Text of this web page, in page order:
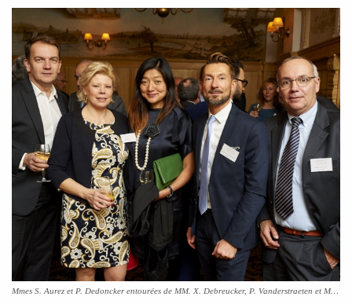
Mmes S. Aurez et P. Dedoncker entourées de MM. X. Debreucker, P. Vanderstraeten et M. Pirson